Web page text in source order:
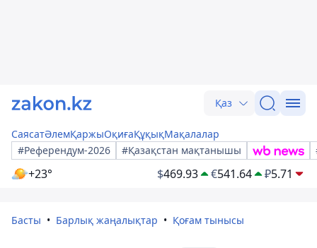
Қаз
СаясатӘлемҚаржыОқиғаҚұқықМақалалар
#Референдум-2026
#Қазақстан мақтанышы
+23° $469.93 €541.64 ₽5.71
Басты Барлық жаңалықтар Қоғам тынысы